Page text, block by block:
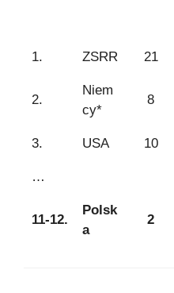
1. ZSRR 21
2.
Niem
cy*
8
3. USA 10
…
11-12.
Polsk
a
2